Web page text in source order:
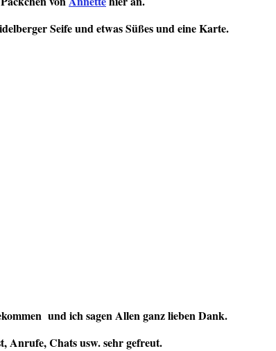
Seife und etwas Süßes und eine Karte.
und ich sagen Allen ganz lieben Dank.
Anrufe, Chats usw. sehr gefreut.